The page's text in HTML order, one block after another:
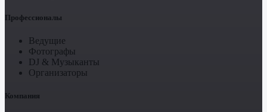
Профессионалы
Ведущие
Фотографы
DJ & Музыканты
Организаторы
Компания